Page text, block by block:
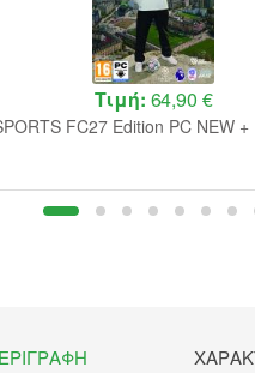
Τιμή: 64,90 €
FC27 Edition PC NEW